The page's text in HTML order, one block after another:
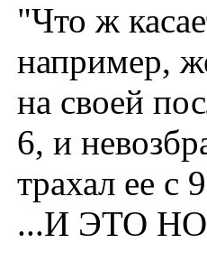
"Что ж
например,
на своей
6, и
трахал ее с
...И ЭТО